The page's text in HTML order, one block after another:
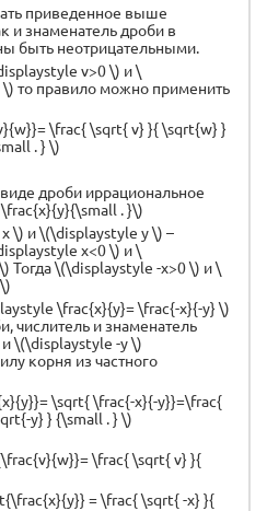
приведенное выше
и знаменатель дроби в
быть неотрицательными.
v>0 \) и \
то правило можно применить
\frac{ \sqrt{ v} }{ \sqrt{w} }
. } \)
дроби иррациональное
. }\)
\) и \(\displaystyle y \) –
x<0 \) и \
Тогда \(\displaystyle -x>0 \) и \
\frac{x}{y}= \frac{-x}{-y} \)
числитель и знаменатель
\(\displaystyle -y \)
корня из частного
\sqrt{ \frac{-x}{-y}}=\frac{
y} } {\small . } \)
\frac{ \sqrt{ v} }{
= \frac{ \sqrt{ -x} }{